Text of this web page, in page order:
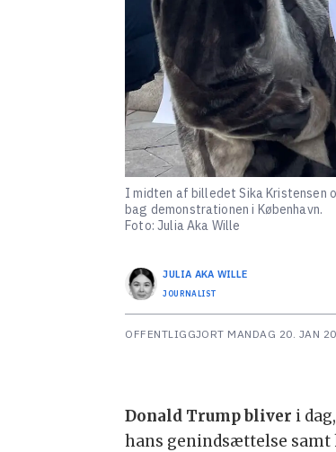
I midten af billedet Sika Kristensen
bag demonstrationen i København.
Foto: Julia Aka Wille
JULIA AKA WILLE
JOURNALIST
OFFENTLIGGJORT MANDAG 20. JAN
Donald Trump bliver i
hans genindsættelse samt